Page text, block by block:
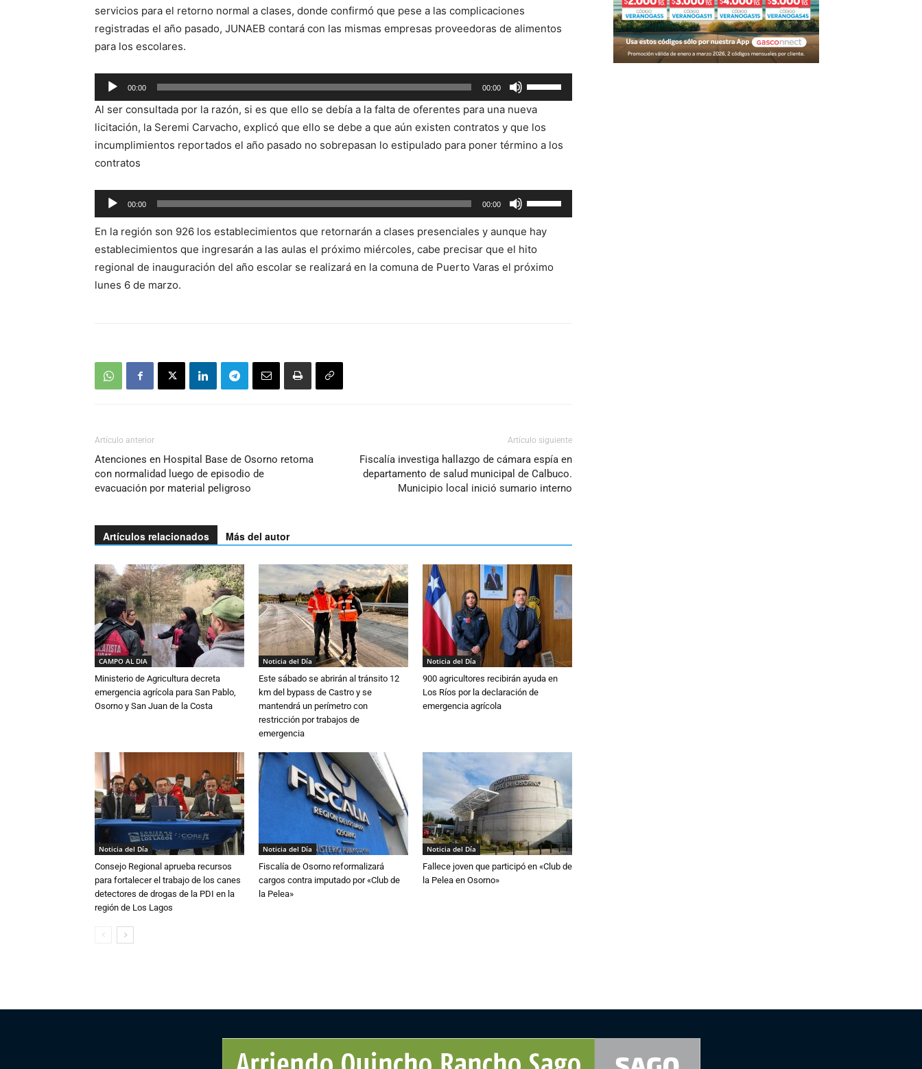
servicios para el retorno normal a clases, donde confirmó que pese a las complicaciones
registradas el año pasado, JUNAEB contará con las mismas empresas proveedoras de alimentos
para los escolares.
Reproductor
de
audio
00:00 00:00
las
teclas
de
flecha
para
aumentar
Al ser consultada por la razón, si es que ello se debía a la falta de oferentes para una nueva
licitación, la Seremi Carvacho, explicó que ello se debe a que aún existen contratos y que los
incumplimientos reportados el año pasado no sobrepasan lo estipulado para poner término a los
contratos
Reproductor
de
audio
00:00 00:00
las
teclas
de
flecha
En la región son 926 los establecimientos que retornarán a clases presenciales y aunque hay
establecimientos que ingresarán a las aulas el próximo miércoles, cabe precisar que el hito
regional de inauguración del año escolar se realizará en la comuna de Puerto Varas el próximo
lunes 6 de marzo.
Artículo anterior
Atenciones en Hospital Base de Osorno retoma
con normalidad luego de episodio de
evacuación por material peligroso
Artículo siguiente
Fiscalía investiga hallazgo de cámara espía en
departamento de salud municipal de Calbuco.
Municipio local inició sumario interno
Artículos relacionados Más del autor
CAMPO AL DIA
Ministerio de Agricultura decreta
emergencia agrícola para San Pablo,
Osorno y San Juan de la Costa
Noticia del Día
Este sábado se abrirán al tránsito 12
km del bypass de Castro y se
mantendrá un perímetro con
restricción por trabajos de
emergencia
Noticia del Día
900 agricultores recibirán ayuda en
Los Ríos por la declaración de
emergencia agrícola
Noticia del Día
Consejo Regional aprueba recursos
para fortalecer el trabajo de los canes
detectores de drogas de la PDI en la
región de Los Lagos
Noticia del Día
Fiscalía de Osorno reformalizará
cargos contra imputado por «Club de
la Pelea»
Noticia del Día
Fallece joven que participó en «Club de
la Pelea en Osorno»